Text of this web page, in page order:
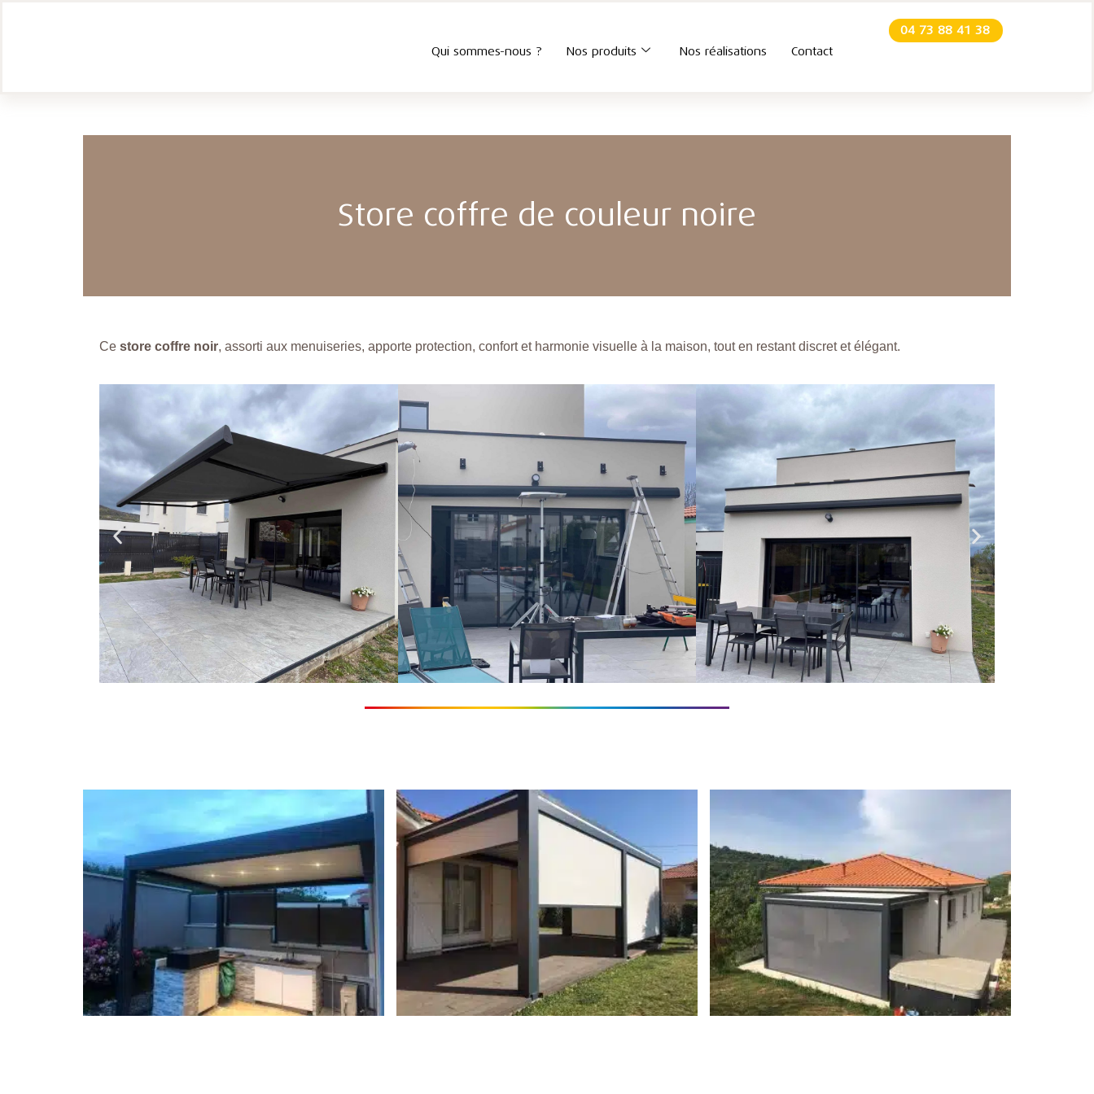
Qui sommes-nous ? Nos produits Nos réalisations Contact
04 73 88 41 38
Store coffre de couleur noire
Ce store coffre noir, assorti aux menuiseries, apporte protection, confort et harmonie visuelle à la maison, tout en restant discret et élégant.